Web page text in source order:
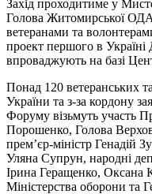
Захід проходитиме у
Голова Житомирської ОДА
ветеранами та
проект першого в
впроваджують на базі
Понад 120 ветеранських
України та з-за кордону
Форуму візьмуть участь
Порошенко, Голова
прем’єр-міністр Генадій
Уляна Супрун, народні
Ірина Геращенко, Оксана
Міністерства оборони та